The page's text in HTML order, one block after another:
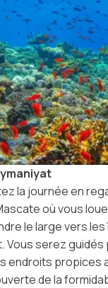
la journée en
où vous
le large vers les
. Vous serez
endroits propices
de la